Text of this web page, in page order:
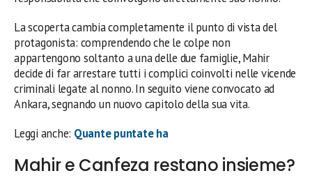
La scoperta cambia completamente il punto di vista del
protagonista: comprendendo che le colpe non
appartengono soltanto a una delle due famiglie, Mahir
decide di far arrestare tutti i complici coinvolti nelle vicende
criminali legate al nonno. In seguito viene convocato ad
Ankara, segnando un nuovo capitolo della sua vita.
Leggi anche: Quante puntate ha
Mahir e Canfeza restano insieme?